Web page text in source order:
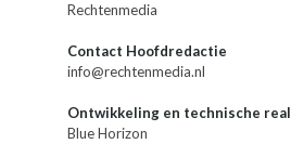
Rechtenmedia
Contact Hoofdredactie
info@rechtenmedia.nl
Ontwikkeling en technische
Blue Horizon